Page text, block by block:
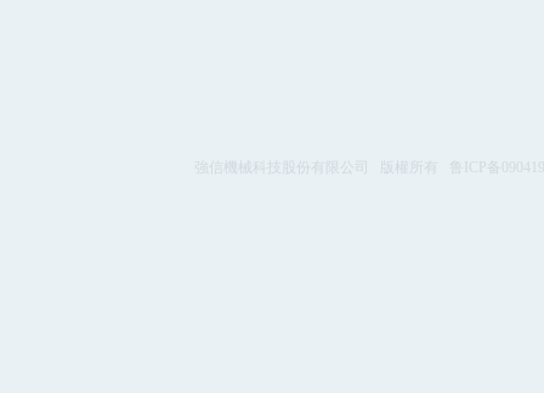
強信機械科技股份有限公司 版權所有 鲁ICP备